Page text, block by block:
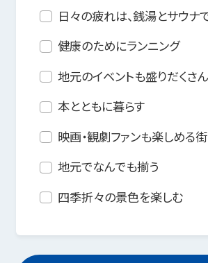
日々の疲れは、銭湯とサウナ
健康のためにランニング
地元のイベントも盛りだくさん
本とともに暮らす
映画・観劇ファンも楽しめる街
地元でなんでも揃う
四季折々の景色を楽しむ